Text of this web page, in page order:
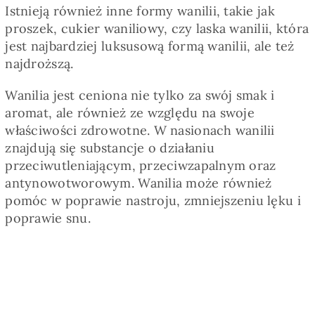
Polski
Istnieją również inne formy wanilii, takie jak
proszek, cukier waniliowy, czy laska wanilii, która
jest najbardziej luksusową formą wanilii, ale też
najdroższą.
Wanilia jest ceniona nie tylko za swój smak i
aromat, ale również ze względu na swoje
właściwości zdrowotne. W nasionach wanilii
znajdują się substancje o działaniu
przeciwutleniającym, przeciwzapalnym oraz
antynowotworowym. Wanilia może również
pomóc w poprawie nastroju, zmniejszeniu lęku i
poprawie snu.